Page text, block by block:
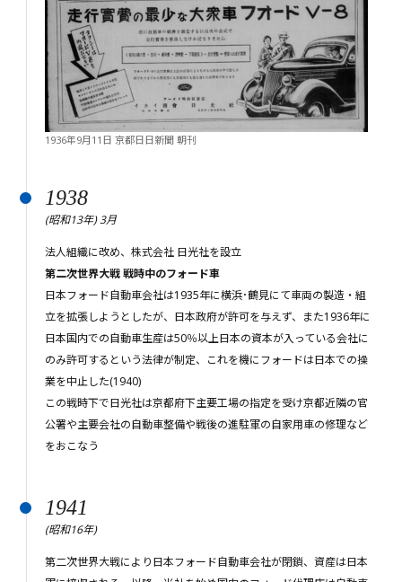
1936年9月11日 京都日日新聞 朝刊
1938
(昭和13年) 3月
法人組織に改め、株式会社 日光社を設立
第二次世界大戦 戦時中のフォード車
日本フォード自動車会社は1935年に横浜･鶴見にて車両の製造・組
立を拡張しようとしたが、日本政府が許可を与えず、また1936年に
日本国内での自動車生産は50％以上日本の資本が入っている会社に
のみ許可するという法律が制定、これを機にフォードは日本での操
業を中止した(1940)
この戦時下で日光社は京都府下主要工場の指定を受け京都近隣の官
公署や主要会社の自動車整備や戦後の進駐軍の自家用車の修理など
をおこなう
1941
(昭和16年)
第二次世界大戦により日本フォード自動車会社が閉鎖、資産は日本